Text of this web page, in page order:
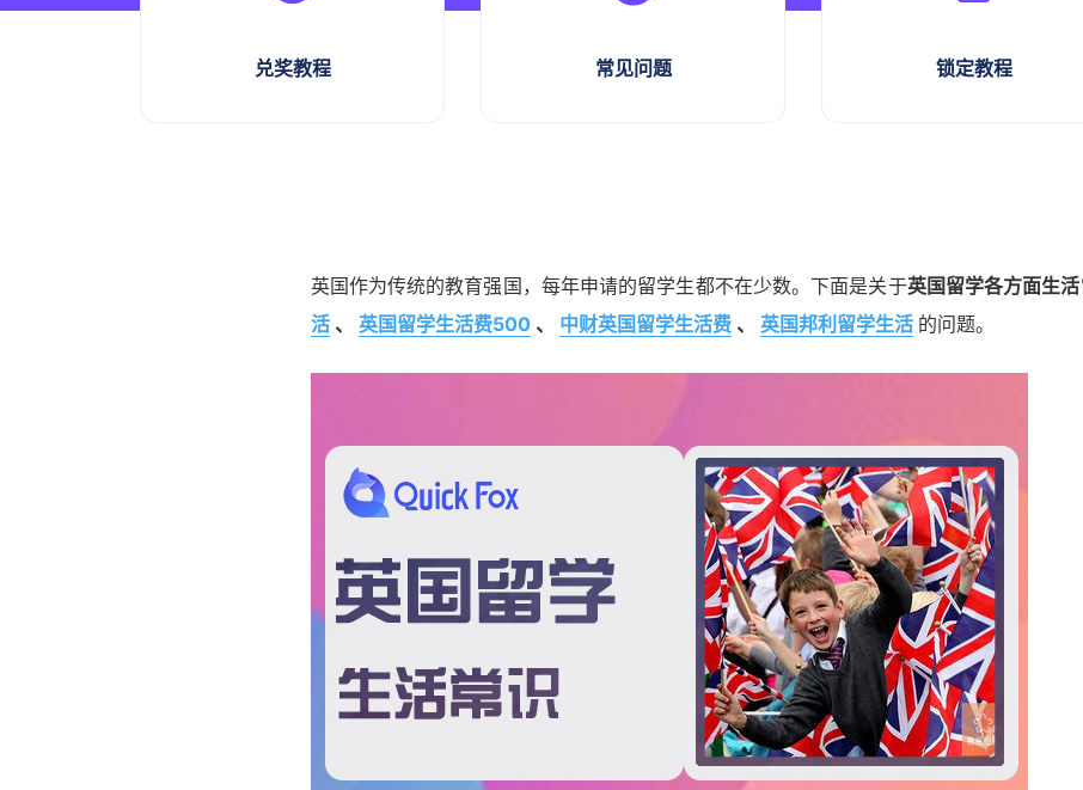
兑奖教程 常见问题 锁定教程
英国作为传统的教育强国，每年申请的留学生都不在少数。下面是关于英国留学各方面生活
活 、 英国留学生活费500 、 中财英国留学生活费 、 英国邦利留学生活 的问题。